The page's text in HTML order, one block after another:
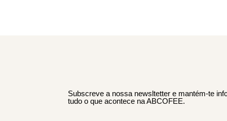
Subscreve a nossa newsltetter e mantém-te
tudo o que acontece na ABCOFEE.